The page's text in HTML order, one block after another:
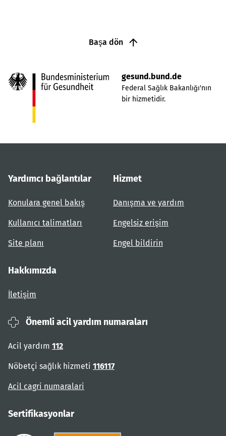
Başa dön
gesund.bund.de
Federal Sağlık Bakanlığı'nın
bir hizmetidir.
Yardımcı bağlantılar
Konulara genel bakış
Kullanıcı talimatları
Site planı
Hizmet
Danışma ve yardım
Engelsiz erişim
Engel bildirin
Hakkımızda
İletişim
Önemli acil yardım numaraları
Acil yardım 112
Nöbetçi sağlık hizmeti 116117
Acil cagri numaralari
Sertifikasyonlar